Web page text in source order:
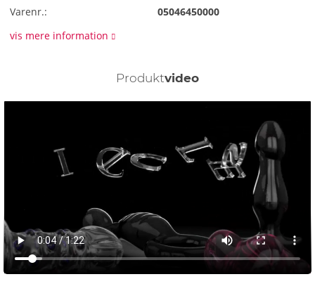
Varenr.:
05046450000
vis mere information
Produktvideo